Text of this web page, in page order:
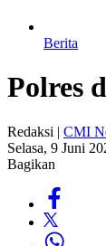
Berita
Polres
Redaksi | CMI
Selasa, 9 Juni
Bagikan